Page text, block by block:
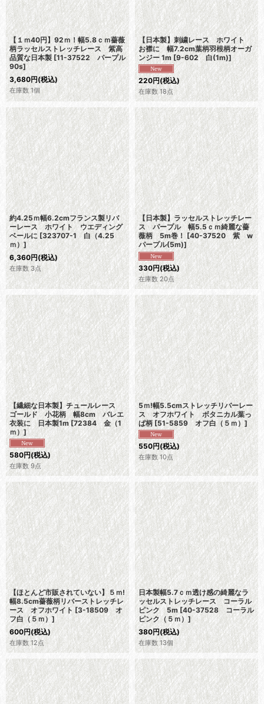
【１ｍ40円】92ｍ！幅5.8ｃｍ薔薇
柄ラッセルストレッチレース 紫高
品質な日本製 [11-37522 パープル
90s]
3,680円(税込)
在庫数 1個
【日本製】刺繍レース ホワイト
お襟に 幅7.2cm葉柄羽根柄オーガ
ンジー 1m [9-602 白(1m)]
220円(税込)
在庫数 18点
約4.25ｍ幅6.2cmフランス製リバ
ーレース ホワイト ウエディング
ベールに [323707-1 白（4.25
ｍ）]
6,360円(税込)
在庫数 3点
【日本製】ラッセルストレッチレー
ス パープル 幅5.5ｃｍ綺麗な薔
薇柄 5m巻！ [40-37520 紫 w
パープル(5m)]
330円(税込)
在庫数 20点
【繊細な日本製】チュールレース
ゴールド 小花柄 幅8cm バレエ
衣装に 日本製1m [72384 金（1
ｍ）]
580円(税込)
在庫数 9点
5ｍ!幅5.5cmストレッチリバーレー
ス オフホワイト ボタニカル葉っ
ぱ柄 [51-5859 オフ白（５ｍ）]
550円(税込)
在庫数 10点
【ほとんど市販されていない】５ｍ!
幅8.5cm薔薇柄リバーストレッチレ
ース オフホワイト [3-18509 オ
フ白（５ｍ）]
600円(税込)
在庫数 12点
日本製幅5.7ｃｍ透け感の綺麗なラ
ッセルストレッチレース コーラル
ピンク 5m [40-37528 コーラル
ピンク（５ｍ）]
380円(税込)
在庫数 13個